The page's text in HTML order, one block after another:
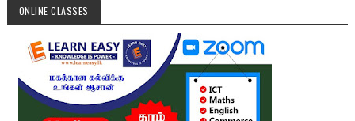
ONLINE CLASSES